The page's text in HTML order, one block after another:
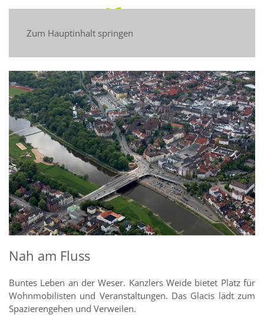
Zum Hauptinhalt springen
Nah am Fluss
Buntes Leben an der Weser. Kanzlers Weide bietet Platz für
Wohnmobilisten und Veranstaltungen. Das Glacis lädt zum
Spazierengehen und Verweilen.